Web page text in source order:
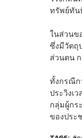
ทรัพย์ทัน
ในส่วนข
ซึ่งมีวัตถุ
ส่วนตน
ทั้งกรณีก
ประวิงเ
กลุ่มผู้กร
ของประ